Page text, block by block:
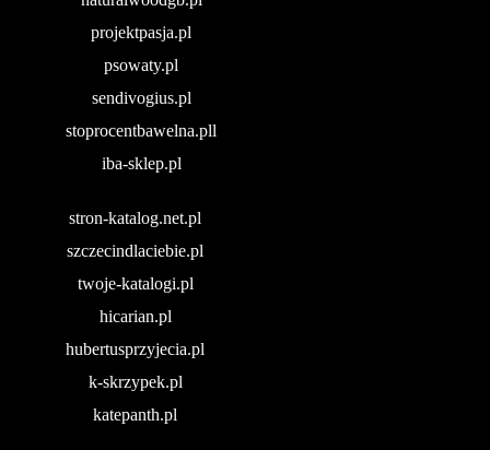
projektpasja.pl
psowaty.pl
sendivogius.pl
stoprocentbawelna.pll
iba-sklep.pl
stron-katalog.net.pl
szczecindlaciebie.pl
twoje-katalogi.pl
hicarian.pl
hubertusprzyjecia.pl
k-skrzypek.pl
katepanth.pl